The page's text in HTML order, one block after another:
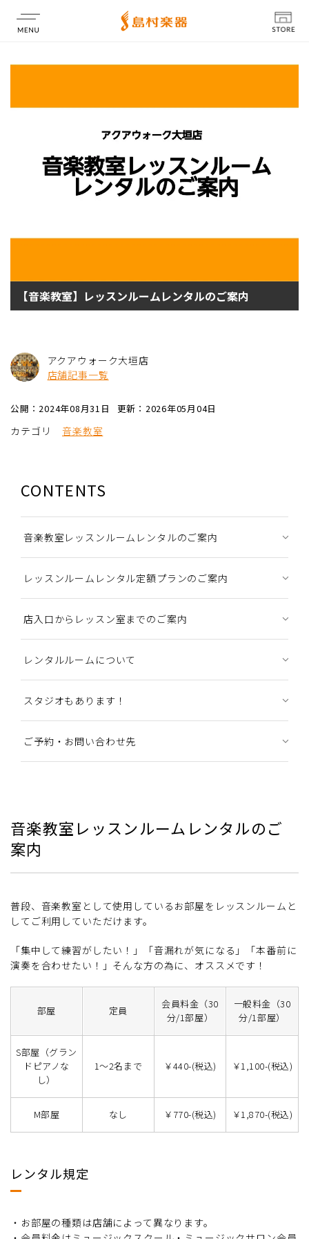
店舗情報
【音楽教室】レッスンルームレンタルのご案内
アクアウォーク大垣店
店舗記事一覧
公開：2024年08月31日 更新：2026年05月04日
カテゴリ 音楽教室
CONTENTS
音楽教室レッスンルームレンタルのご案内
レッスンルームレンタル定額プランのご案内
店入口からレッスン室までのご案内
レンタルルームについて
スタジオもあります！
ご予約・お問い合わせ先
音楽教室レッスンルームレンタルのご
案内
普段、音楽教室として使用しているお部屋をレッスンルームと
してご利用していただけます。
「集中して練習がしたい！」「音漏れが気になる」「本番前に
演奏を合わせたい！」そんな方の為に、オススメです！
部屋 定員
会員料金（30
分/1部屋）
一般料金（30
分/1部屋）
S部屋（グラン
ドピアノな
し）
1～2名まで ￥440-(税込) ￥1,100-(税込)
M部屋 なし ￥770-(税込) ￥1,870-(税込)
レンタル規定
・お部屋の種類は店舗によって異なります。